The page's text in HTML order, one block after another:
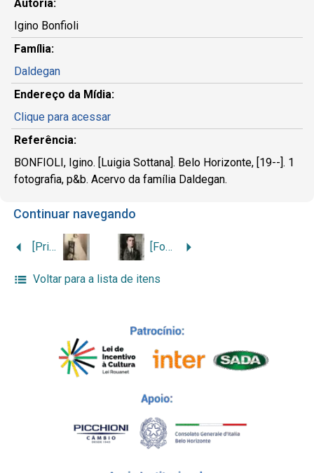
Autoria:
Igino Bonfioli
Família:
Daldegan
Endereço da Mídia:
Clique para acessar
Referência:
BONFIOLI, Igino. [Luigia Sottana]. Belo Horizonte, [19--]. 1
fotografia, p&b. Acervo da família Daldegan.
Continuar navegando
[Primeira comunhão de menina descendente de Luigi Daldegan] [Foto de passaporte colorizada de Giovanni, filho de Giovanni Dal Degan]
Voltar para a lista de itens